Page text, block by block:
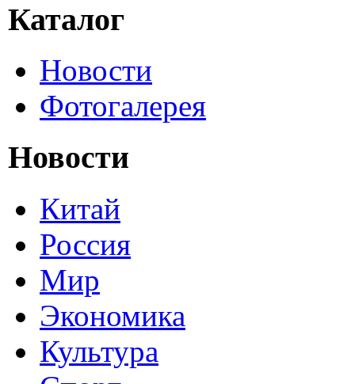
Каталог
Новости
Фотогалерея
Новости
Китай
Россия
Мир
Экономика
Культура